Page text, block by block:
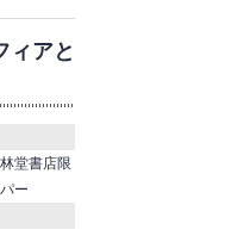
ィアと
堂書店限
ー